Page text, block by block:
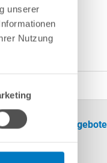
unserer
Nutzung
Unsere Angebote